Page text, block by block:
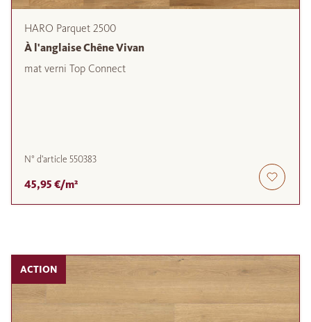
HARO Parquet 2500
À l'anglaise Chêne Vivan
mat verni Top Connect
N° d'article 550383
45,95 €/m²
ACTION